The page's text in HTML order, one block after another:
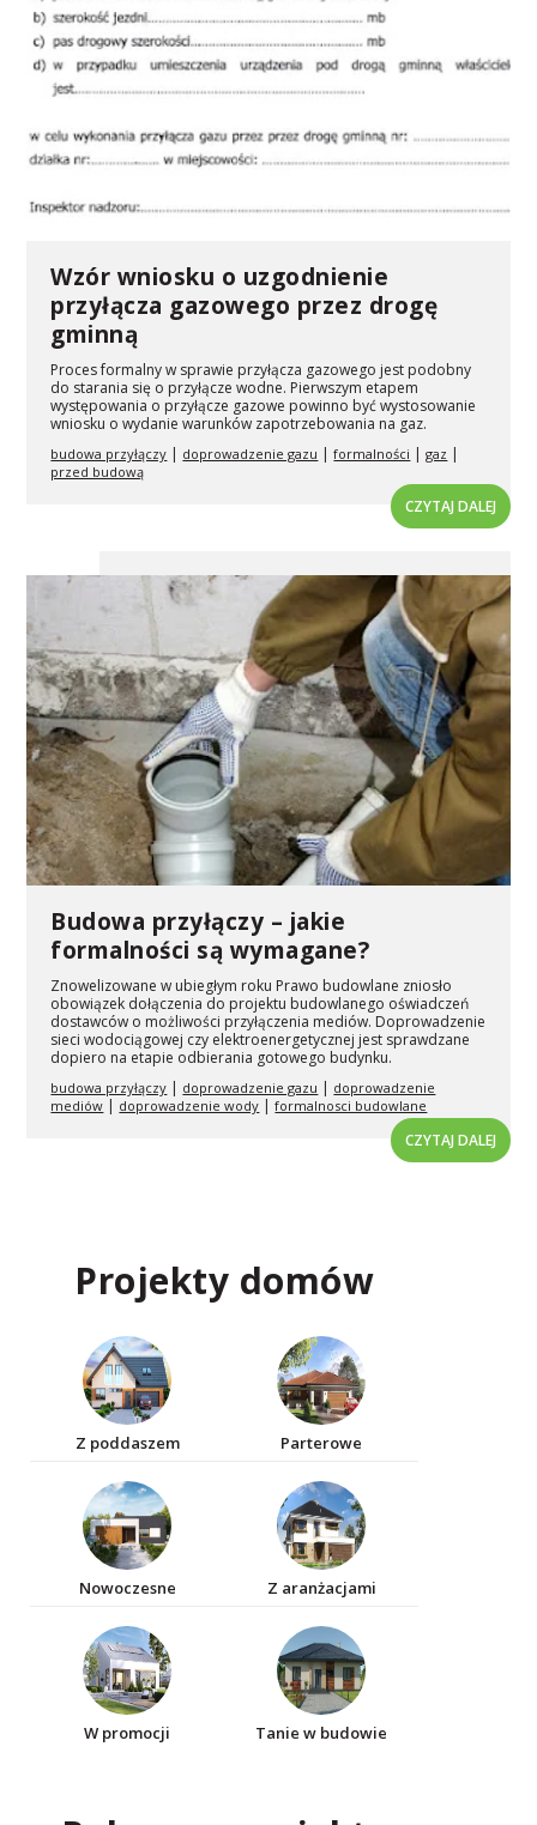
Wzór wniosku o uzgodnienie
przyłącza gazowego przez drogę
gminną
Proces formalny w sprawie przyłącza gazowego jest podobny
do starania się o przyłącze wodne. Pierwszym etapem
występowania o przyłącze gazowe powinno być wystosowanie
wniosku o wydanie warunków zapotrzebowania na gaz.
budowa przyłączy doprowadzenie gazu |formalności |gaz
przed budową
CZYTAJ DALEJ
Budowa przyłączy – jakie
formalności są wymagane?
Znowelizowane w ubiegłym roku Prawo budowlane zniosło
obowiązek dołączenia do projektu budowlanego oświadczeń
dostawców o możliwości przyłączenia mediów. Doprowadzenie
sieci wodociągowej czy elektroenergetycznej jest sprawdzane
dopiero na etapie odbierania gotowego budynku.
budowa przyłączy | doprowadzenie gazu | doprowadzenie
mediów | doprowadzenie wody |formalnosci budowlane
CZYTAJ DALEJ
Projekty domów
Z poddaszem Parterowe
Nowoczesne Z aranżacjami
W promocji Tanie w budowie